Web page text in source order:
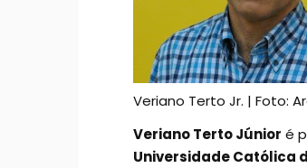
Veriano Terto Jr. | Foto:
Veriano Terto Júnior é
Universidade Católica